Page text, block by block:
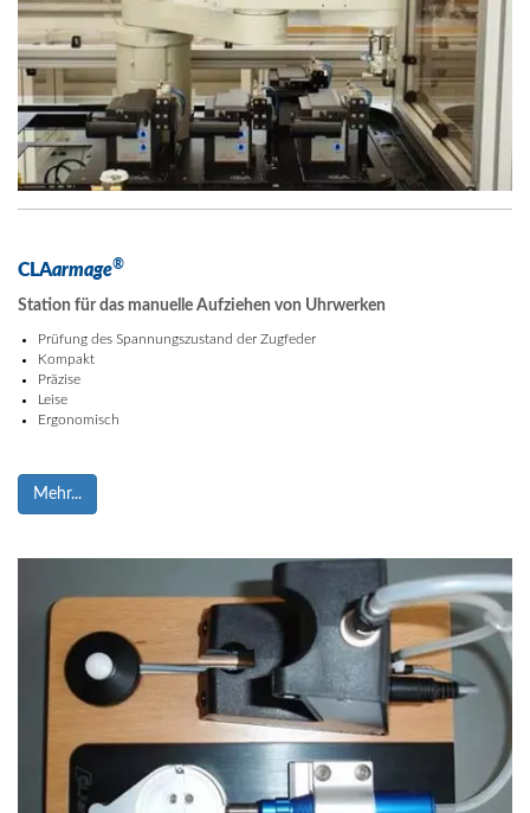
CLAarmage®
Station für das manuelle Aufziehen von Uhrwerken
Prüfung des Spannungszustand der Zugfeder
Kompakt
Präzise
Leise
Ergonomisch
Mehr...